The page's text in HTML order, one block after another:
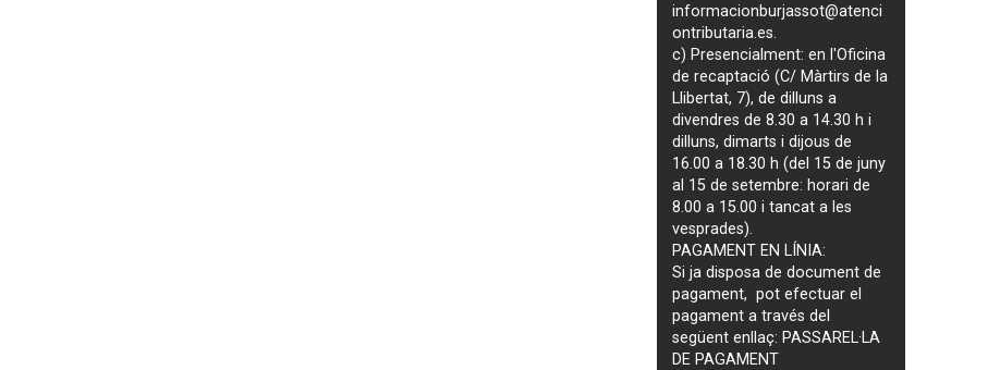
informacionburjassot@atenci
ontributaria.es.
c) Presencialment: en l'Oficina
de recaptació (C/ Màrtirs de la
Llibertat, 7), de dilluns a
divendres de 8.30 a 14.30 h i
dilluns, dimarts i dijous de
16.00 a 18.30 h (del 15 de juny
al 15 de setembre: horari de
8.00 a 15.00 i tancat a les
vesprades).
PAGAMENT EN LÍNIA:
Si ja disposa de document de
pagament, pot efectuar el
pagament a través del
següent enllaç: PASSAREL·LA
DE PAGAMENT